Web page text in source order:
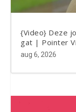
{Video} Deze
gat | Pointer
aug 6, 2026